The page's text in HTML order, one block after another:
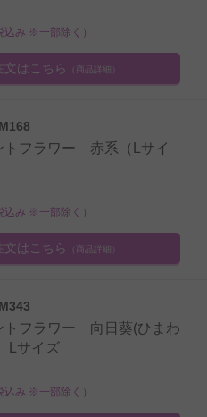
込み ※一部除く）
文はこちら （商品詳細）
トフラワー 赤系（Lサイ
込み ※一部除く）
文はこちら （商品詳細）
トフラワー 向日葵(ひまわ
Lサイズ
込み ※一部除く）